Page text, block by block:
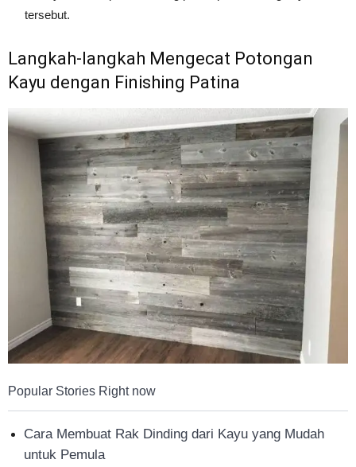
tersebut.
Langkah-langkah Mengecat Potongan
Kayu dengan Finishing Patina
Popular Stories Right now
Cara Membuat Rak Dinding dari Kayu yang Mudah
untuk Pemula